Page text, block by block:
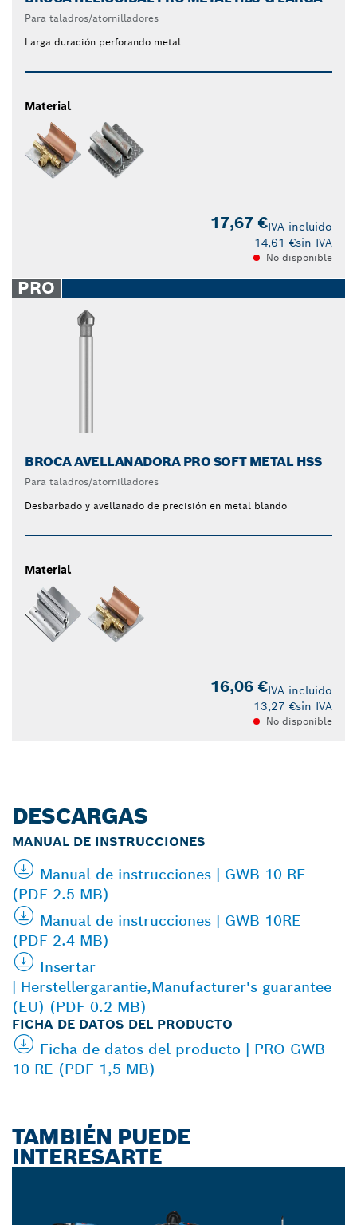
Para taladros/atornilladores
Larga duración perforando metal
Material
17,67 €IVA incluido
14,61 €sin IVA
No disponible
PRO
BROCA AVELLANADORA PRO SOFT METAL HSS
Para taladros/atornilladores
Desbarbado y avellanado de precisión en metal blando
Material
16,06 €IVA incluido
13,27 €sin IVA
No disponible
DESCARGAS
MANUAL DE INSTRUCCIONES
Manual de instrucciones | GWB 10 RE
(PDF 2.5 MB)
Manual de instrucciones | GWB 10RE
(PDF 2.4 MB)
Insertar
| Herstellergarantie,Manufacturer's guarantee
(EU) (PDF 0.2 MB)
FICHA DE DATOS DEL PRODUCTO
Ficha de datos del producto | PRO GWB
10 RE (PDF 1,5 MB)
TAMBIÉN PUEDE
INTERESARTE